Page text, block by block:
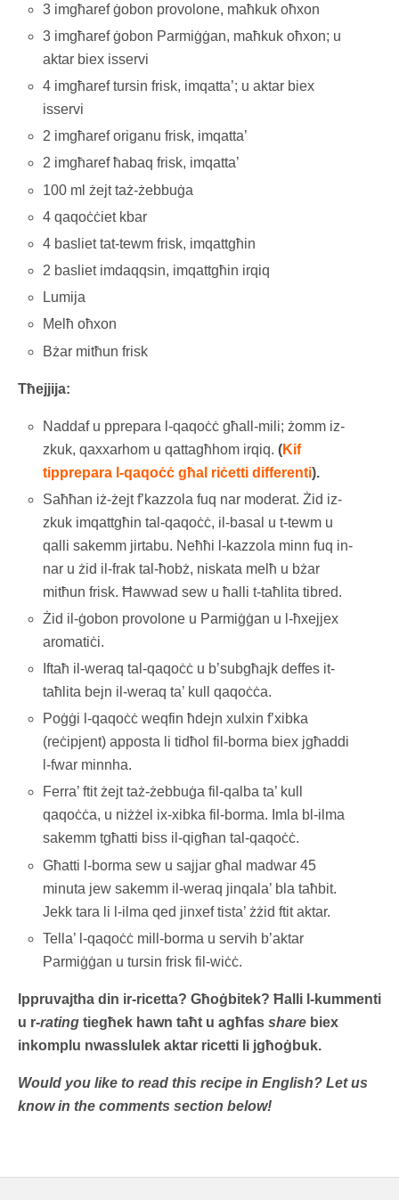
3 imgħaref ġobon provolone, maħkuk oħxon
3 imgħaref ġobon Parmiġġan, maħkuk oħxon; u
aktar biex isservi
4 imgħaref tursin frisk, imqatta’; u aktar biex
isservi
2 imgħaref origanu frisk, imqatta’
2 imgħaref ħabaq frisk, imqatta’
100 ml żejt taż-żebbuġa
4 qaqoċċiet kbar
4 basliet tat-tewm frisk, imqattgħin
2 basliet imdaqqsin, imqattgħin irqiq
Lumija
Melħ oħxon
Bżar mitħun frisk
Tħejjija:
Naddaf u pprepara l-qaqoċċ għall-mili; żomm iz-
zkuk, qaxxarhom u qattagħhom irqiq.(Kif
tipprepara l-qaqoċċ għal riċetti differenti).
Saħħan iż-żejt f’kazzola fuq nar moderat. Żid iz-
zkuk imqattgħin tal-qaqoċċ, il-basal u t-tewm u
qalli sakemm jirtabu. Neħħi l-kazzola minn fuq in-
nar u żid il-frak tal-ħobż, niskata melħ u bżar
mitħun frisk. Ħawwad sew u ħalli t-taħlita tibred.
Żid il-ġobon provolone u Parmiġġan u l-ħxejjex
aromatiċi.
Iftaħ il-weraq tal-qaqoċċ u b’subgħajk deffes it-
taħlita bejn il-weraq ta’ kull qaqoċċa.
Poġġi l-qaqoċċ weqfin ħdejn xulxin f’xibka
(reċipjent) apposta li tidħol fil-borma biex jgħaddi
l-fwar minnha.
Ferra’ ftit żejt taż-żebbuġa fil-qalba ta’ kull
qaqoċċa, u niżżel ix-xibka fil-borma. Imla bl-ilma
sakemm tgħatti biss il-qigħan tal-qaqoċċ.
Għatti l-borma sew u sajjar għal madwar 45
minuta jew sakemm il-weraq jinqala’ bla taħbit.
Jekk tara li l-ilma qed jinxef tista’ żżid ftit aktar.
Tella’ l-qaqoċċ mill-borma u servih b’aktar
Parmiġġan u tursin frisk fil-wiċċ.
Ippruvajtha din ir-ricetta? Għoġbitek? Ħalli l-kummenti
u r-rating tiegħek hawn taħt u agħfas share biex
inkomplu nwasslulek aktar ricetti li jgħoġbuk.
Would you like to read this recipe in English? Let us
know in the comments section below!